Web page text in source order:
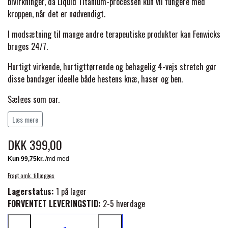
TERAPI PRODUKTER
STRØMPER
HUER & HALSTØRKLÆDER
GAVEARTIKLER VOKSNE
INSEKTBESKYTTELSE
HESTEBOLCHER & TREATS
TILSKUD & VITAMINER
SKO & SMEDEVÆRKTØJ
TRAVDÆKKEN & TILBEHØR
VOGNE & TILBEHØR
PREMIER EQUINE LINERS & DÆKKEN
TILBEHØR
PREMIER EQUINE WALKER & RIDEDÆKKEN
PREMIER EQUINE INSEKTBESKYTTELSE
PREMIER EQUINE MAGNET & INFRARØD
PREMIER EQUINE GRIMER & TRÆKTOV
PREMIER EQUINE TRENSE & TILBEHØR
CARR & DAY & MARTIN
CUSTOM
FENWICK LIQUID TITANIUM®
FINNTACK
kroppen, når det er nødvendigt.
I modsætning til mange andre terapeutiske produkter kan Fenwicks
bruges 24/7.
Hurtigt virkende, hurtigttørrende og behagelig 4-vejs stretch gør
disse bandager ideelle både hestens knæ, haser og ben.
Sælges som par.
Mål: 26cm x 46cm.
Fenwick bruger Far Infrared Rays (FIR) og Liquid Titanium med
kroppen til naturligt at omdanne energi til strålevarme for en
række sundhedsmæssige fordele.
Læs mere
DKK 399,00
Fragt omk. tillægges
Lagerstatus: 1 på lager
FORVENTET LEVERINGSTID: 2-5 hverdage